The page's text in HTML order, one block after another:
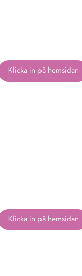
Klicka in på hemsidan
Klicka in på hemsidan